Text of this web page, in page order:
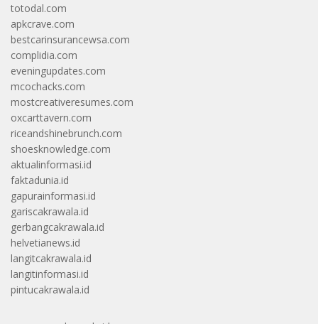
totodal.com
apkcrave.com
bestcarinsurancewsa.com
complidia.com
eveningupdates.com
mcochacks.com
mostcreativeresumes.com
oxcarttavern.com
riceandshinebrunch.com
shoesknowledge.com
aktualinformasi.id
faktadunia.id
gapurainformasi.id
gariscakrawala.id
gerbangcakrawala.id
helvetianews.id
langitcakrawala.id
langitinformasi.id
pintucakrawala.id